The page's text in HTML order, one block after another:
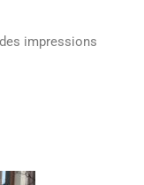
impressions